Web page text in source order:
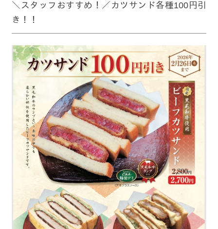
＼スタッフおすすめ！／カツサンド各種100円引
き！！